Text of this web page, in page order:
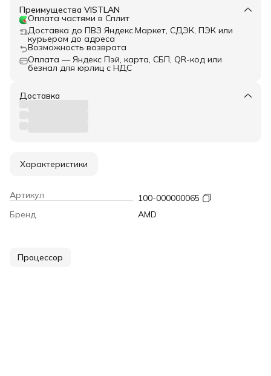
Преимущества VISTLAN
Оплата частями в Сплит
Доставка до ПВЗ Яндекс.Маркет, СДЭК, ПЭК или
курьером до адреса
Возможность возврата
Оплата — Яндекс Пэй, карта, СБП, QR-код или
безнал для юрлиц с НДС
Доставка
Характеристики
Артикул
100-000000065
Бренд
AMD
Процессор